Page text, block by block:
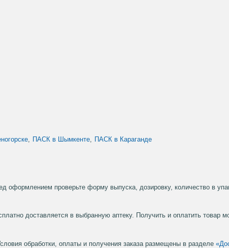
ПАСК в Шымкенте ПАСК в Караганде
оформлением проверьте форму выпуска, дозировку, количество в
доставляется в выбранную аптеку. Получить и оплатить товар
обработки, оплаты и получения заказа размещены в разделе